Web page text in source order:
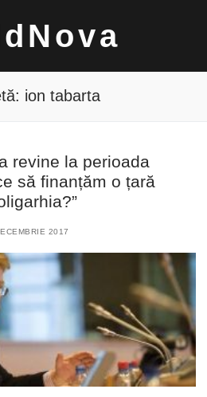
ion tabarta
revine la perioada
să finanțăm o țară
2017